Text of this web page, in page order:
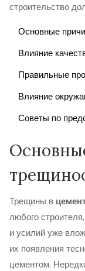
строительство
Основные
Влияние
Правильные
Влияние
Советы по
Трещины в
любого
и усилий уже
их появления
цементом.